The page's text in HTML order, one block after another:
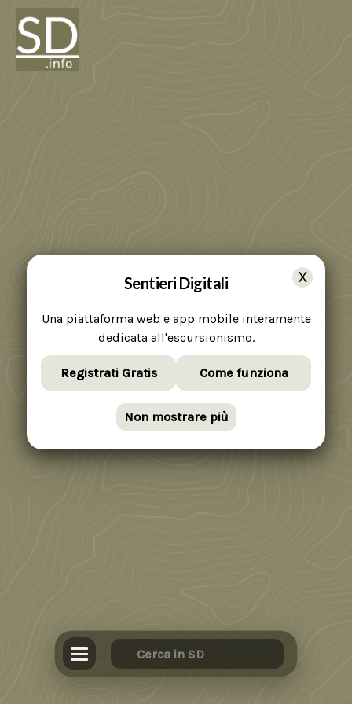
Sentieri Digitali
Una piattaforma web e app mobile interamente
dedicata all'escursionismo.
Registrati Gratis Come funziona
Non mostrare più